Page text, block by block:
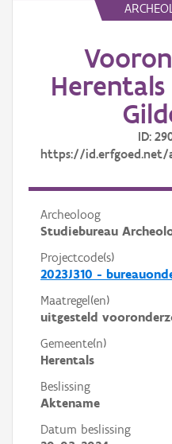
ID:
https://id.erfgoed.net/
Archeoloog
Studiebureau
Projectcode(s)
2023J310 -
Maatregel(en)
uitgesteld
Gemeente(n)
Herentals
Beslissing
Aktename
Datum beslissing